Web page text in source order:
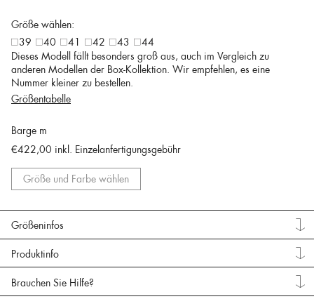
Größe wählen:
39
40 41 42 43
44
Dieses Modell fällt besonders groß aus, auch im Vergleich zu
anderen Modellen der Box-Kollektion. Wir empfehlen, es eine
Nummer kleiner zu bestellen.
Größentabelle
Barge m
€422,00 inkl. Einzelanfertigungsgebühr
Größe und Farbe wählen
Größeninfos
Produktinfo
Brauchen Sie Hilfe?